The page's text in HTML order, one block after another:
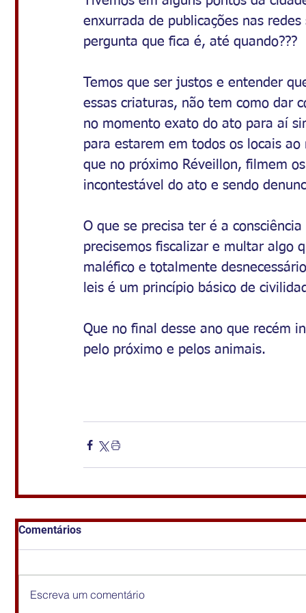
enxurrada de publicações nas
pergunta que fica é, até quando???
Temos que ser justos e entender
essas criaturas, não tem como dar
no momento exato do ato para aí
para estarem em todos os locais
que no próximo Réveillon, filmem
incontestável do ato e sendo
O que se precisa ter é a
precisemos fiscalizar e multar algo
maléfico e totalmente
leis é um princípio básico de
Que no final desse ano que recém
pelo próximo e pelos animais.
Comentários
Escreva um comentário